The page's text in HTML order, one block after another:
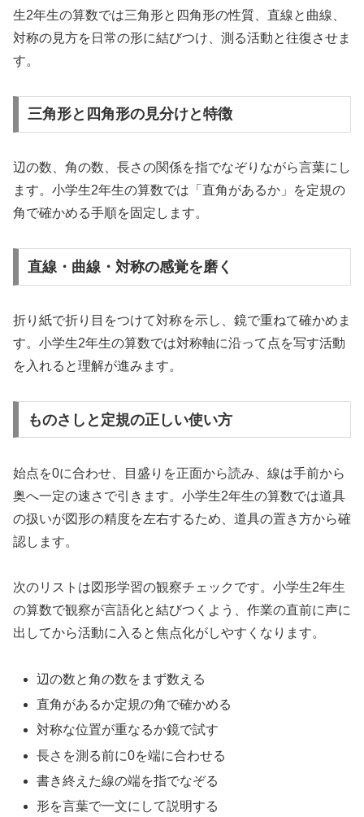
生2年生の算数では三角形と四角形の性質、直線と曲線、
対称の見方を日常の形に結びつけ、測る活動と往復させま
す。
三角形と四角形の見分けと特徴
辺の数、角の数、長さの関係を指でなぞりながら言葉にし
ます。小学生2年生の算数では「直角があるか」を定規の
角で確かめる手順を固定します。
直線・曲線・対称の感覚を磨く
折り紙で折り目をつけて対称を示し、鏡で重ねて確かめま
す。小学生2年生の算数では対称軸に沿って点を写す活動
を入れると理解が進みます。
ものさしと定規の正しい使い方
始点を0に合わせ、目盛りを正面から読み、線は手前から
奥へ一定の速さで引きます。小学生2年生の算数では道具
の扱いが図形の精度を左右するため、道具の置き方から確
認します。
次のリストは図形学習の観察チェックです。小学生2年生
の算数で観察が言語化と結びつくよう、作業の直前に声に
出してから活動に入ると焦点化がしやすくなります。
辺の数と角の数をまず数える
直角があるか定規の角で確かめる
対称な位置が重なるか鏡で試す
長さを測る前に0を端に合わせる
書き終えた線の端を指でなぞる
形を言葉で一文にして説明する